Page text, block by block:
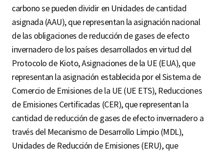
r
e
carbono se pueden dividir en Unidades de cantidad
asignada (AAU), que representan la asignación nacional
de las obligaciones de reducción de gases de efecto
invernadero de los países desarrollados en virtud del
Protocolo de Kioto, Asignaciones de la UE (EUA), que
representan la asignación establecida por el Sistema de
Comercio de Emisiones de la UE (UE ETS), Reducciones
de Emisiones Certificadas (CER), que representan la
cantidad de reducción de gases de efecto invernadero a
través del Mecanismo de Desarrollo Limpio (MDL),
Unidades de Reducción de Emisiones (ERU), que